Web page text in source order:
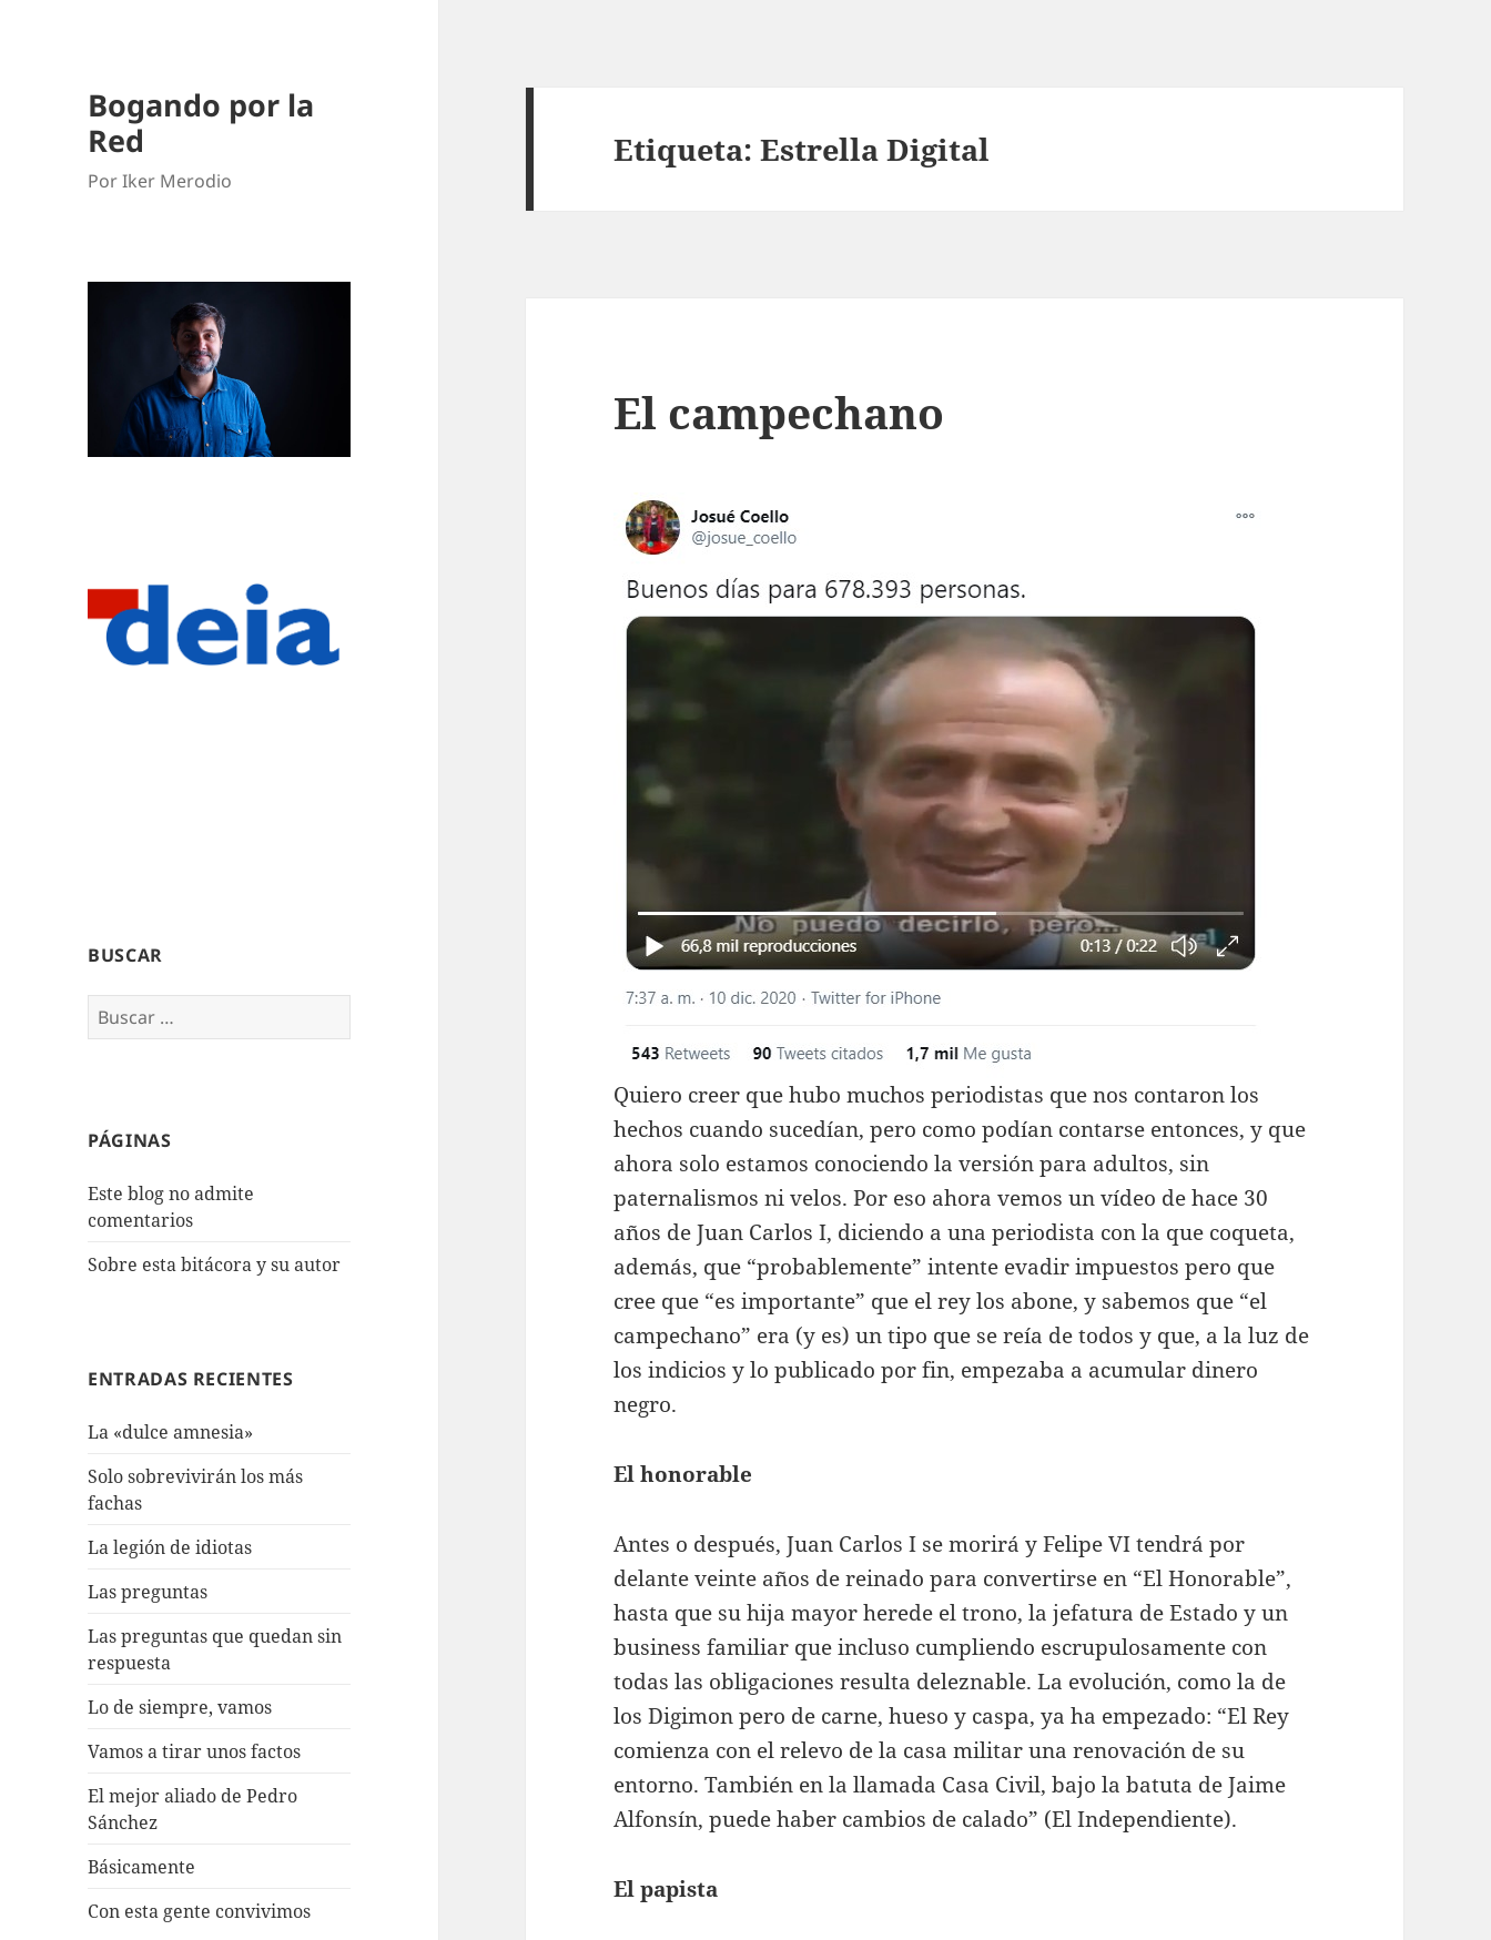
Bogando por la
Red
Por Iker Merodio
BUSCAR
Buscar:
PÁGINAS
Este blog no admite
comentarios
Sobre esta bitácora y su autor
ENTRADAS RECIENTES
La «dulce amnesia»
Solo sobrevivirán los más
fachas
La legión de idiotas
Las preguntas
Las preguntas que quedan sin
respuesta
Lo de siempre, vamos
Vamos a tirar unos factos
El mejor aliado de Pedro
Sánchez
Básicamente
Con esta gente convivimos
Etiqueta:Estrella Digital
El campechano
Quiero creer que hubo muchos periodistas que nos contaron los
hechos cuando sucedían, pero como podían contarse entonces, y que
ahora solo estamos conociendo la versión para adultos, sin
paternalismos ni velos. Por eso ahora vemos un vídeo de hace 30
años de Juan Carlos I, diciendo a una periodista con la que coqueta,
además, que “probablemente” intente evadir impuestos pero que
cree que “es importante” que el rey los abone, y sabemos que “el
campechano” era (y es) un tipo que se reía de todos y que, a la luz de
los indicios y lo publicado por fin, empezaba a acumular dinero
negro.
El honorable
Antes o después, Juan Carlos I se morirá y Felipe VI tendrá por
delante veinte años de reinado para convertirse en “El Honorable”,
hasta que su hija mayor herede el trono, la jefatura de Estado y un
business familiar que incluso cumpliendo escrupulosamente con
todas las obligaciones resulta deleznable. La evolución, como la de
los Digimon pero de carne, hueso y caspa, ya ha empezado: “El Rey
comienza con el relevo de la casa militar una renovación de su
entorno. También en la llamada Casa Civil, bajo la batuta de Jaime
Alfonsín, puede haber cambios de calado” (El Independiente).
El papista